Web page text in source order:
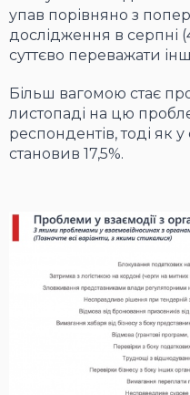
упав порівняно з
дослідження в серпні
суттєво переважати
Більш вагомою стає
листопаді на цю
респондентів, тоді як
становив 17,5%.